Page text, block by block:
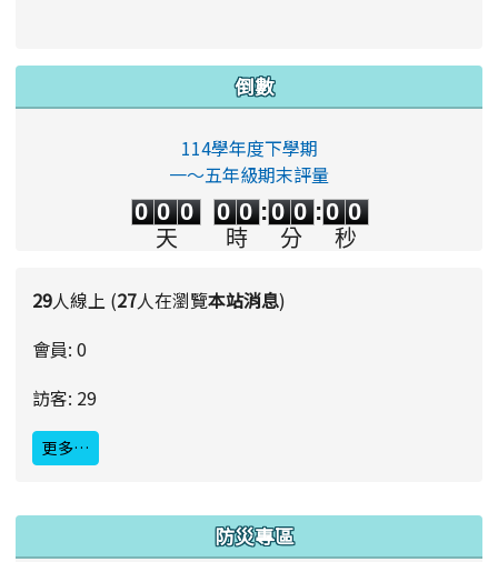
倒數
114學年度下學期
一～五年級期末評量
0 0
0
0
天
0
0
0
0
時
:
0
0
0
0
分
:
0
0 0
秒
29人線上 (27人在瀏覽本站消息)
會員: 0
訪客: 29
更多…
防災專區